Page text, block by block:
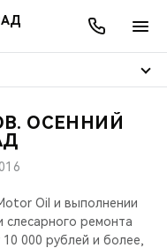
ОСЕННИЙ
Oil и выполнении
слесарного ремонта
000 рублей и более,